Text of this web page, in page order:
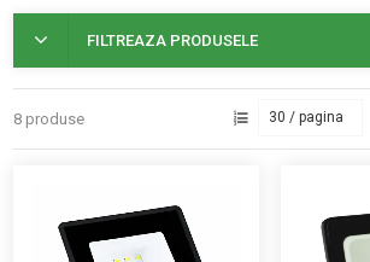
FILTREAZA PRODUSELE
8 produse